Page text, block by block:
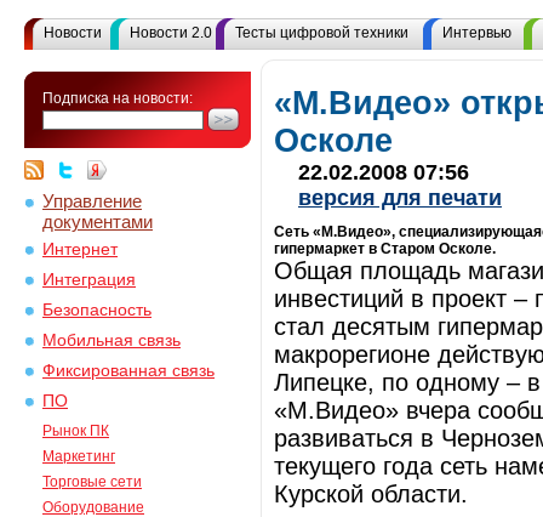
Новости Новости 2.0 Тесты цифровой техники Интервью
Подписка на новости:
Управление
документами
Интернет
Интеграция
Безопасность
Мобильная связь
Фиксированная связь
ПО
Рынок ПК
Маркетинг
Торговые сети
Оборудование
«М.Видео»
Осколе
22.02.2008 07:56
версия для печати
Сеть «М.Видео»,
гипермаркет в Старом Осколе.
Общая площадь
инвестиций в проект
стал десятым
макрорегионе
Липецке, по одному –
«М.Видео» вчера
развиваться в
текущего года сеть
Курской области.